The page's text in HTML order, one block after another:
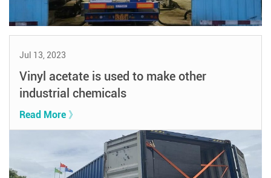
Jul 13, 2023
Vinyl acetate is used to make other
industrial chemicals
Read More 》